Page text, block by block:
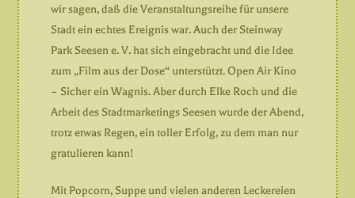
wir sagen, daß die Veranstaltungsreihe für unsere
Stadt ein echtes Ereignis war. Auch der Steinway
Park Seesen e. V. hat sich eingebracht und die Idee
zum „Film aus der Dose“ unterstützt. Open Air Kino
– Sicher ein Wagnis. Aber durch Elke Roch und die
Arbeit des Stadtmarketings Seesen wurde der Abend,
trotz etwas Regen, ein toller Erfolg, zu dem man nur
gratulieren kann!
Mit Popcorn, Suppe und vielen anderen Leckereien